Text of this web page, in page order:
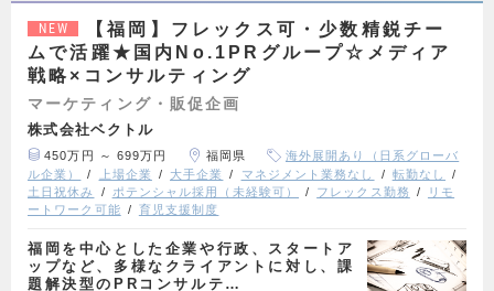
NEW
【福岡】フレックス可・少数精鋭チー
ムで活躍★国内No.1PRグループ☆メディア
戦略×コンサルティング
マーケティング・販促企画
株式会社ベクトル
450万円 ～ 699万円 福岡県
海外展開あり（日系グローバ
ル企業）
上場企業 大手企業 マネジメント業務なし
転勤なし
土日祝休み
ポテンシャル採用（未経験可） フレックス勤務
リモ
ートワーク可能
育児支援制度
福岡を中心とした企業や行政、スタートア
ップなど、多様なクライアントに対し、課
題解決型のPRコンサルテ…